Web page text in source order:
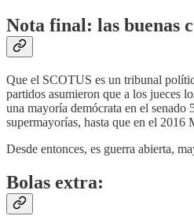
Nota final: las buenas
Que el SCOTUS es un tribunal
partidos asumieron que a los jueces
una mayoría demócrata en el senado
supermayorías, hasta que en el
Desde entonces, es guerra abierta,
Bolas extra: